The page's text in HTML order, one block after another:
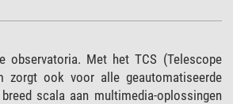
observatoria. Met het TCS (Telescope
zorgt ook voor alle geautomatiseerde
scala aan multimedia-oplossingen